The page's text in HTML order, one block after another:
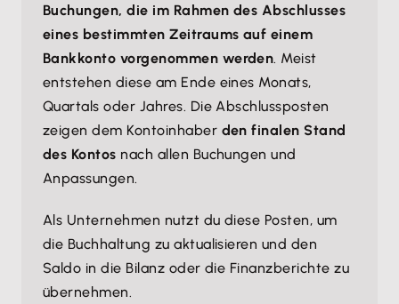
Buchungen, die im Rahmen des Abschlusses
eines bestimmten Zeitraums auf einem
Bankkonto vorgenommen werden. Meist
entstehen diese am Ende eines Monats,
Quartals oder Jahres. Die Abschlussposten
zeigen dem Kontoinhaber den finalen Stand
des Kontos nach allen Buchungen und
Anpassungen.
Als Unternehmen nutzt du diese Posten, um
die Buchhaltung zu aktualisieren und den
Saldo in die Bilanz oder die Finanzberichte zu
übernehmen.